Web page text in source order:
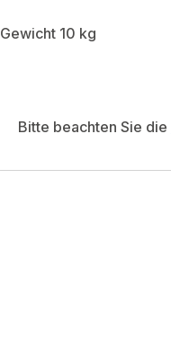
Gewicht 10 kg
Bitte beachten Sie die